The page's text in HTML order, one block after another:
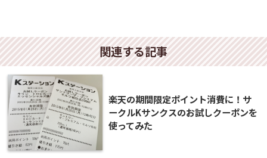
関連する記事
楽天の期間限定ポイント消費に！サ
ークルKサンクスのお試しクーポンを
使ってみた